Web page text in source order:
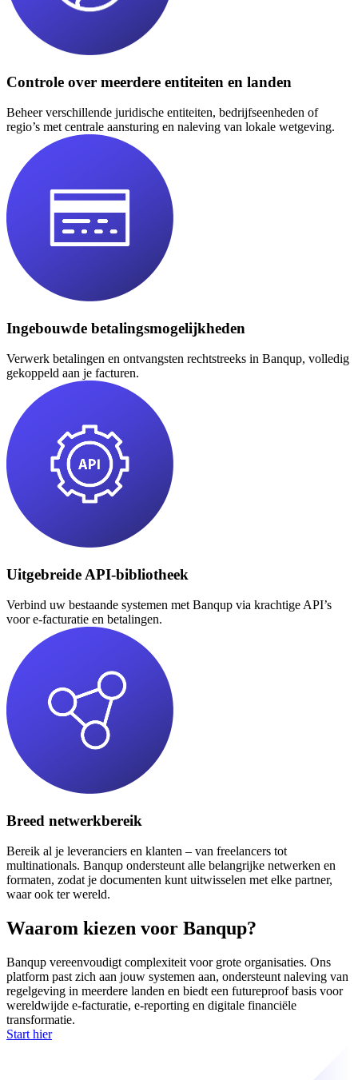
Controle over meerdere entiteiten en landen
Beheer verschillende juridische entiteiten, bedrijfseenheden of
regio’s met centrale aansturing en naleving van lokale wetgeving.
Ingebouwde betalingsmogelijkheden
Verwerk betalingen en ontvangsten rechtstreeks in Banqup, volledig
gekoppeld aan je facturen.
Uitgebreide API-bibliotheek
Verbind uw bestaande systemen met Banqup via krachtige API’s
voor e-facturatie en betalingen.
Breed netwerkbereik
Bereik al je leveranciers en klanten – van freelancers tot
multinationals. Banqup ondersteunt alle belangrijke netwerken en
formaten, zodat je documenten kunt uitwisselen met elke partner,
waar ook ter wereld.
Waarom kiezen voor Banqup?
Banqup vereenvoudigt complexiteit voor grote organisaties. Ons
platform past zich aan jouw systemen aan, ondersteunt naleving van
regelgeving in meerdere landen en biedt een futureproof basis voor
wereldwijde e-facturatie, e-reporting en digitale financiële
transformatie.
Start hier